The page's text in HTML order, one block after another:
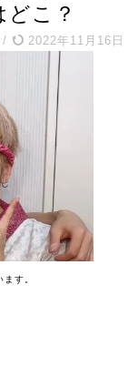
こ？
/ 2022年11月16日
す。